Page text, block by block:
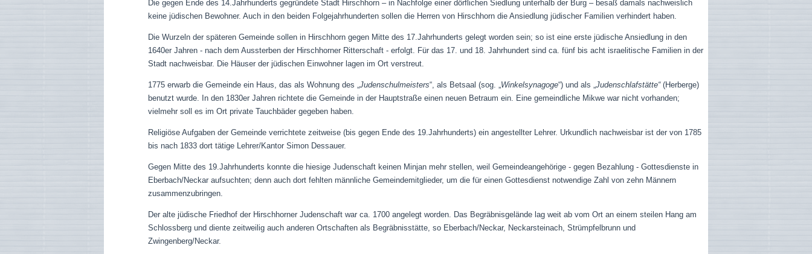
Die gegen Ende des 14.Jahrhunderts gegründete Stadt Hirschhorn – in Nachfolge einer dörflichen Siedlung unterhalb der Burg – besaß damals nachweislich
keine jüdischen Bewohner. Auch in den beiden Folgejahrhunderten sollen die Herren von Hirschhorn die Ansiedlung jüdischer Familien verhindert haben.
Die Wurzeln der späteren Gemeinde sollen in Hirschhorn gegen Mitte des 17.Jahrhunderts gelegt worden sein; so ist eine erste jüdische Ansiedlung in den
1640er Jahren - nach dem Aussterben der Hirschhorner Ritterschaft - erfolgt. Für das 17. und 18. Jahrhundert sind ca. fünf bis acht israelitische Familien in der
Stadt nachweisbar. Die Häuser der jüdischen Einwohner lagen im Ort verstreut.
1775 erwarb die Gemeinde ein Haus, das als Wohnung des „Judenschulmeisters“, als Betsaal (sog. „Winkelsynagoge“) und als „Judenschlafstätte“(Herberge)
benutzt wurde. In den 1830er Jahren richtete die Gemeinde in der Hauptstraße einen neuen Betraum ein. Eine gemeindliche Mikwe war nicht vorhanden;
vielmehr soll es im Ort private Tauchbäder gegeben haben.
Religiöse Aufgaben der Gemeinde verrichtete zeitweise (bis gegen Ende des 19.Jahrhunderts) ein angestellter Lehrer. Urkundlich nachweisbar ist der von 1785
bis nach 1833 dort tätige Lehrer/Kantor Simon Dessauer.
Gegen Mitte des 19.Jahrhunderts konnte die hiesige Judenschaft keinen Minjan mehr stellen, weil Gemeindeangehörige - gegen Bezahlung - Gottesdienste in
Eberbach/Neckar aufsuchten; denn auch dort fehlten männliche Gemeindemitglieder, um die für einen Gottesdienst notwendige Zahl von zehn Männern
zusammenzubringen.
Der alte jüdische Friedhof der Hirschhorner Judenschaft war ca. 1700 angelegt worden. Das Begräbnisgelände lag weit ab vom Ort an einem steilen Hang am
Schlossberg und diente zeitweilig auch anderen Ortschaften als Begräbnisstätte, so Eberbach/Neckar, Neckarsteinach, Strümpfelbrunn und
Zwingenberg/Neckar.